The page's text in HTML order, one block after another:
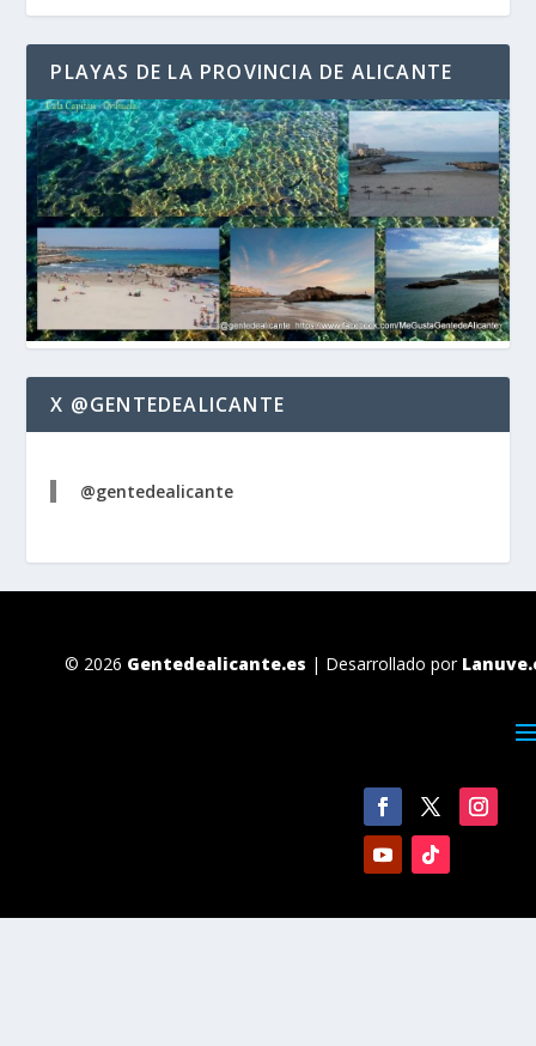
PLAYAS DE LA PROVINCIA DE ALICANTE
X @GENTEDEALICANTE
@gentedealicante
© 2026 Gentedealicante.es | Desarrollado por